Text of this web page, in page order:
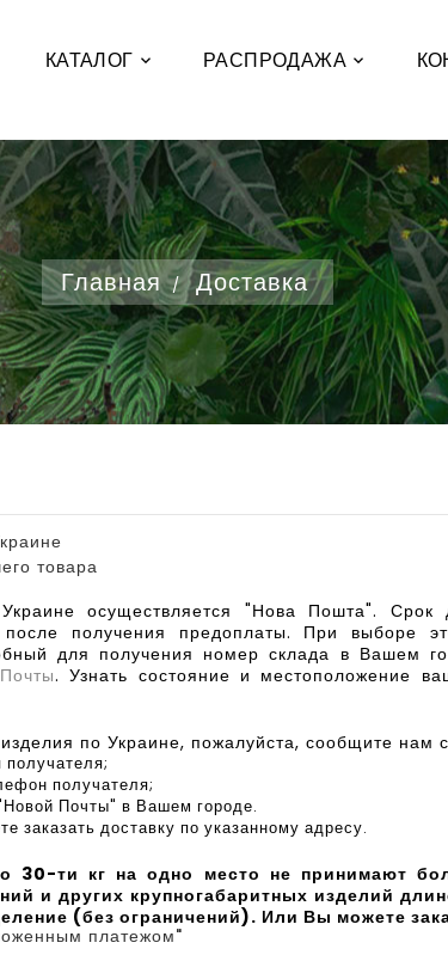
КАТАЛОГ РАСПРОДАЖА
Главная Доставка
товара
осуществляется "Нова Пошта". Срок
получения предоплаты. При выборе
для получения номер склада в Вашем
. Узнать состояние и местоположение
по Украине, пожалуйста, сообщите
получателя;
Почты" в Вашем городе.
заказать доставку по указанному адресу.
30-ти кг на одно место не принимают
и других крупногабаритных изделий
(без ограничений). Или Вы можете
платежом"